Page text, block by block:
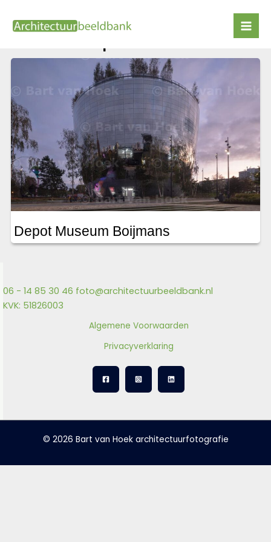
naar
Museumpark
Depot Museum Boijmans
06 - 14 85 30 46 foto@architectuurbeeldbank.nl
KVK: 51826003
Algemene Voorwaarden
Privacyverklaring
© 2026 Bart van Hoek architectuurfotografie